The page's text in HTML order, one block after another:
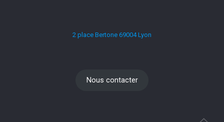
2 place Bertone 69004 Lyon
Nous contacter